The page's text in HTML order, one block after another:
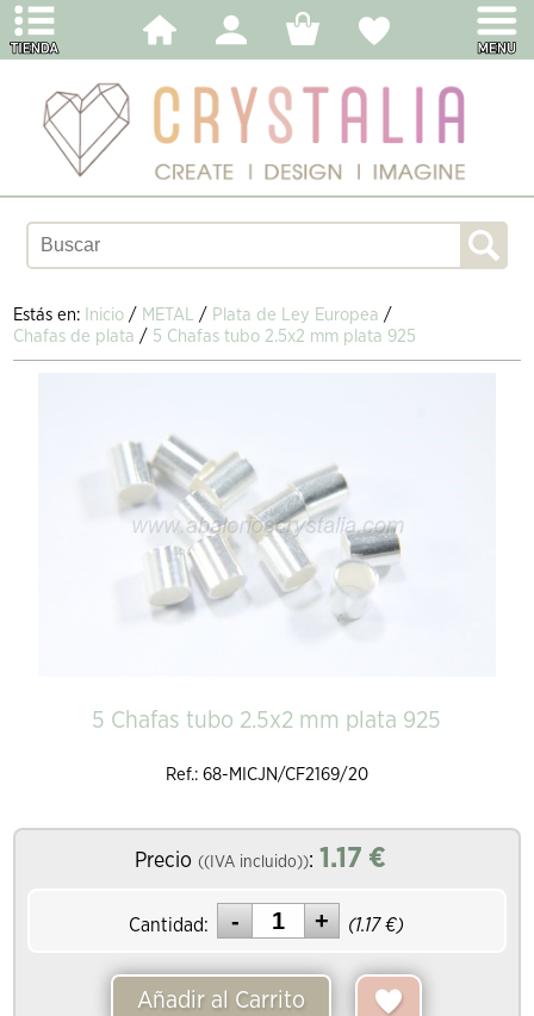
Estás en: Inicio / METAL / Plata de Ley Europea /
Chafas de plata / 5 Chafas tubo 2.5x2 mm plata 925
5 Chafas tubo 2.5x2 mm plata 925
Ref.: 68-MICJN/CF2169/20
Precio((IVA incluido)): 1.17 €
Cantidad: (1.17€)
Añadir al Carrito